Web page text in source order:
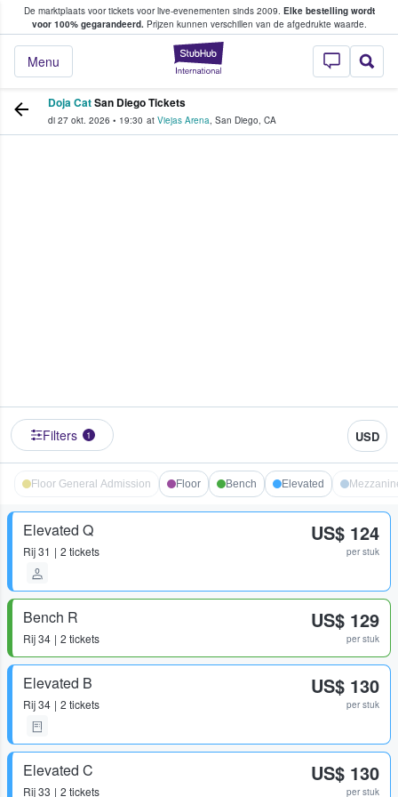
De marktplaats voor tickets voor live-evenementen sinds 2009. Elke bestelling wordt
voor 100% gegarandeerd.Prijzen kunnen verschillen van de afgedrukte waarde.
StubHub: waar
Menu
tickets kopen en verkopen
Doja CatSan Diego Tickets
di 27 okt. 2026 • 19:30 at Viejas Arena, San Diego, CA
Filters 1 USD
Floor General Admission Floor Bench Elevated
Elevated Q
Rij31 2 tickets
US$ 124
per stuk
Bench R
Rij34 2 tickets
US$ 129
per stuk
Elevated B
Rij34 2 tickets
US$ 130
per stuk
Elevated C
Rij33 2 tickets
US$ 130
per stuk